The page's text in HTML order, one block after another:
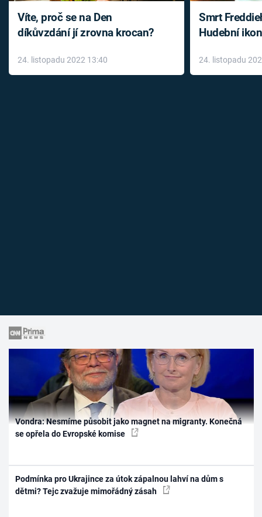
Víte, proč se na Den
díkůvzdání jí zrovna krocan?
24. listopadu 2022 13:40
Smrt
Hudební
léky
24. listopadu
Vondra: Nesmíme působit jako magnet na migranty. Konečná
se opřela do Evropské komise
Podmínka pro Ukrajince za útok zápalnou lahví na dům s
dětmi? Tejc zvažuje mimořádný zásah